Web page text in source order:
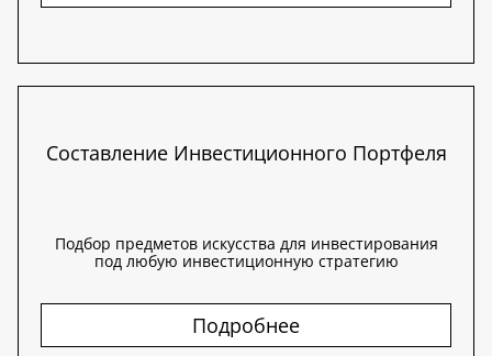
Составление Инвестиционного Портфеля
Подбор предметов искусства для инвестирования
под любую инвестиционную стратегию
Подробнее